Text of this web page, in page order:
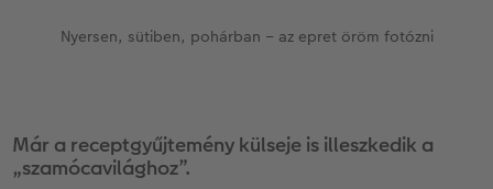
Nyersen, sütiben, pohárban – az epret öröm fotózni
Már a receptgyűjtemény külseje is illeszkedik a
„szamócavilághoz”.